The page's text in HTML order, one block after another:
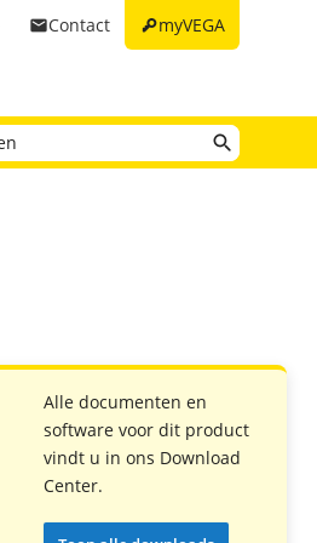
keymyVEGA
emailContact
Alle documenten en
software voor dit product
vindt u in ons Download
Center.